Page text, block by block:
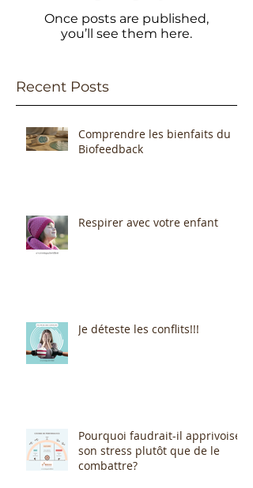
Once posts are published,
you’ll see them here.
Recent Posts
Comprendre les bienfaits du
Biofeedback
Respirer avec votre enfant
Je déteste les conflits!!!
Pourquoi faudrait-il apprivoiser
son stress plutôt que de le
combattre?